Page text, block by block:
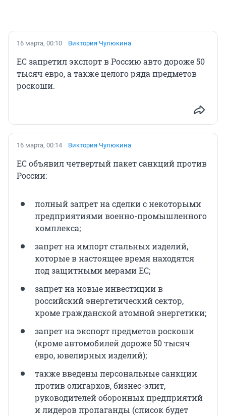
16 марта, 00:10 Виктория Чулюкина
ЕС запретил экспорт в Россию авто дороже 50
тысяч евро, а также целого ряда предметов
роскоши.
16 марта, 00:14 Виктория Чулюкина
ЕС объявил четвертый пакет санкций против
России:
полный запрет на сделки с некоторыми
предприятиями военно-промышленного
комплекса;
запрет на импорт стальных изделий,
которые в настоящее время находятся
под защитными мерами ЕС;
запрет на новые инвестиции в
российский энергетический сектор,
кроме гражданской атомной энергетики;
запрет на экспорт предметов роскоши
(кроме автомобилей дороже 50 тысяч
евро, ювелирных изделий);
также введены персональные санкции
против олигархов, бизнес-элит,
руководителей оборонных предприятий
и лидеров пропаганды (список будет